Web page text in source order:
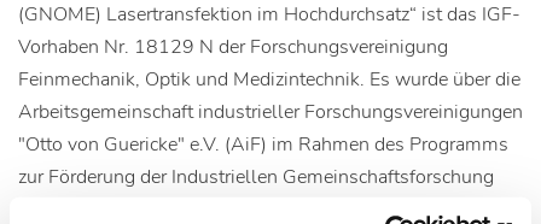
(GNOME) Lasertransfektion im Hochdurchsatz“ ist das IGF-
Vorhaben Nr. 18129 N der Forschungsvereinigung
Feinmechanik, Optik und Medizintechnik. Es wurde über die
Arbeitsgemeinschaft industrieller Forschungsvereinigungen
"Otto von Guericke" e.V. (AiF) im Rahmen des Programms
zur Förderung der Industriellen Gemeinschaftsforschung
(IGF) vom Bundesministerium für Wirtschaft und Energie